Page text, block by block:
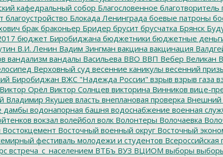
кафедральный собор Благословенное благотворитель
благоустройство Блокада Ленинграда боевые патроны
брак браконьер Бридер брусит брусчатка Брянск
бюджет Биробиджана бюджетники бюджетные
В.И. Ленин Вадим Зингман вакцина вакцинация
вандализм вандалы Васильева ВВО ВВП Вебер Великан
Верховный суд весенние каникулы весенний
Биробиджан ВЖС "Надежда России" взрыв взрыв газа
Виктор Орёл Виктор Солнцев викторина Винников вице-
Владимир Якушев власть внеплановая проверка Внешний
дамбы водонапорная башня водоснабжение военная
вокзал волейбол волк Волонтеры Волочаевка
Востокцемент Восточный военный округ Восточный
фестиваль молодежи и студентов
встреча_с_населением ВТБъ ВУЗ ВЦИОМ выборы